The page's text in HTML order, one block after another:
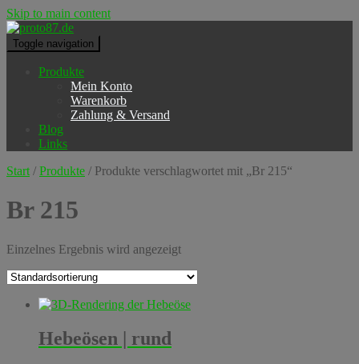
Skip to main content
Toggle navigation
Produkte
Mein Konto
Warenkorb
Zahlung & Versand
Blog
Links
Start / Produkte / Produkte verschlagwortet mit „Br 215“
Br 215
Einzelnes Ergebnis wird angezeigt
Hebeösen | rund